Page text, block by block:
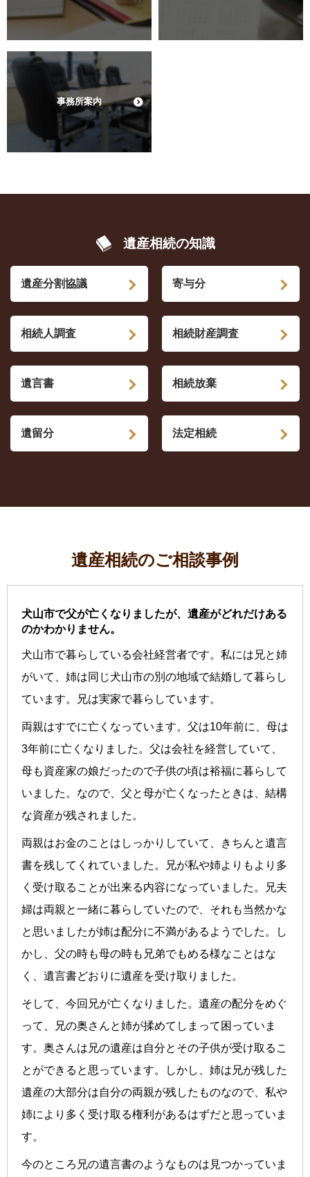
事務所案内
遺産相続の知識
遺産分割協議 寄与分
相続人調査 相続財産調査
遺言書 相続放棄
遺留分 法定相続
遺産相続のご相談事例
犬山市で父が亡くなりましたが、遺産がどれだけある
のかわかりません。
犬山市で暮らしている会社経営者です。私には兄と姉
がいて、姉は同じ犬山市の別の地域で結婚して暮らし
ています。兄は実家で暮らしています。
両親はすでに亡くなっています。父は10年前に、母は
3年前に亡くなりました。父は会社を経営していて、
母も資産家の娘だったので子供の頃は裕福に暮らして
いました。なので、父と母が亡くなったときは、結構
な資産が残されました。
両親はお金のことはしっかりしていて、きちんと遺言
書を残してくれていました。兄が私や姉よりもより多
く受け取ることが出来る内容になっていました。兄夫
婦は両親と一緒に暮らしていたので、それも当然かな
と思いましたが姉は配分に不満があるようでした。し
かし、父の時も母の時も兄弟でもめる様なことはな
く、遺言書どおりに遺産を受け取りました。
そして、今回兄が亡くなりました。遺産の配分をめぐ
って、兄の奥さんと姉が揉めてしまって困っていま
す。奥さんは兄の遺産は自分とその子供が受け取るこ
とができると思っています。しかし、姉は兄が残した
遺産の大部分は自分の両親が残したものなので、私や
姉により多く受け取る権利があるはずだと思っていま
す。
今のところ兄の遺言書のようなものは見つかっていま